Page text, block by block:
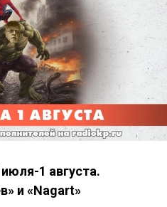
1 августа.
и «Nagart»